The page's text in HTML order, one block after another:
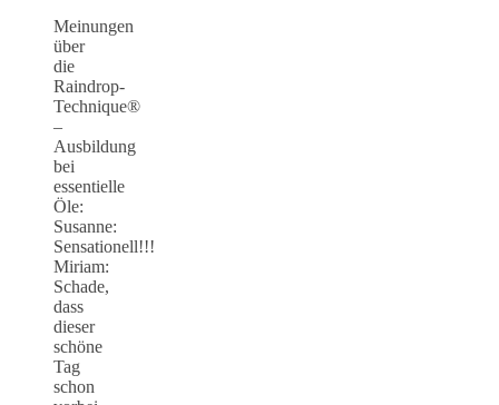
Meinungen
über
die
Raindrop-
Technique®
–
Ausbildung
bei
essentielle
Öle:
Susanne:
Sensationell!!!
Miriam:
Schade,
dass
dieser
schöne
Tag
schon